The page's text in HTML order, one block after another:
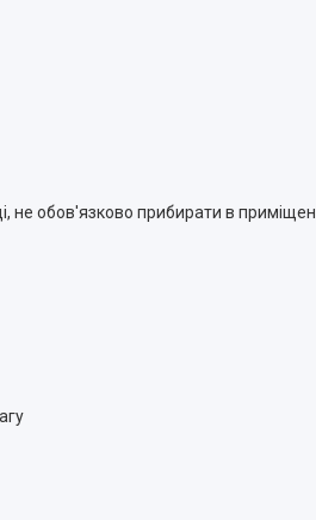
обов'язково прибирати в